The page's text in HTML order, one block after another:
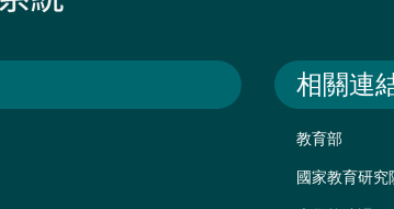
相關連
教育部
國家教育研究